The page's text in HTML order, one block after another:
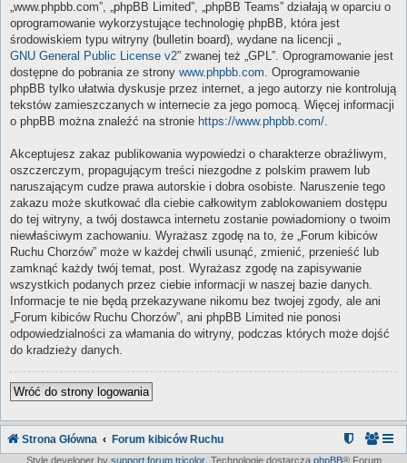
„www.phpbb.com”, „phpBB Limited”, „phpBB Teams” działają w oparciu o
oprogramowanie wykorzystujące technologię phpBB, która jest
środowiskiem typu witryny (bulletin board), wydane na licencji „
GNU General Public License v2” zwanej też „GPL”. Oprogramowanie jest
dostępne do pobrania ze strony www.phpbb.com. Oprogramowanie
phpBB tylko ułatwia dyskusje przez internet, a jego autorzy nie kontrolują
tekstów zamieszczanych w internecie za jego pomocą. Więcej informacji
o phpBB można znaleźć na stronie https://www.phpbb.com/.
Akceptujesz zakaz publikowania wypowiedzi o charakterze obraźliwym,
oszczerczym, propagującym treści niezgodne z polskim prawem lub
naruszającym cudze prawa autorskie i dobra osobiste. Naruszenie tego
zakazu może skutkować dla ciebie całkowitym zablokowaniem dostępu
do tej witryny, a twój dostawca internetu zostanie powiadomiony o twoim
niewłaściwym zachowaniu. Wyrażasz zgodę na to, że „Forum kibiców
Ruchu Chorzów” może w każdej chwili usunąć, zmienić, przenieść lub
zamknąć każdy twój temat, post. Wyrażasz zgodę na zapisywanie
wszystkich podanych przez ciebie informacji w naszej bazie danych.
Informacje te nie będą przekazywane nikomu bez twojej zgody, ale ani
„Forum kibiców Ruchu Chorzów”, ani phpBB Limited nie ponosi
odpowiedzialności za włamania do witryny, podczas których może dojść
do kradzieży danych.
Wróć do strony logowania
Strona Główna Forum kibiców Ruchu
Style developer by support forum tricolor, Technologię dostarcza phpBB® Forum